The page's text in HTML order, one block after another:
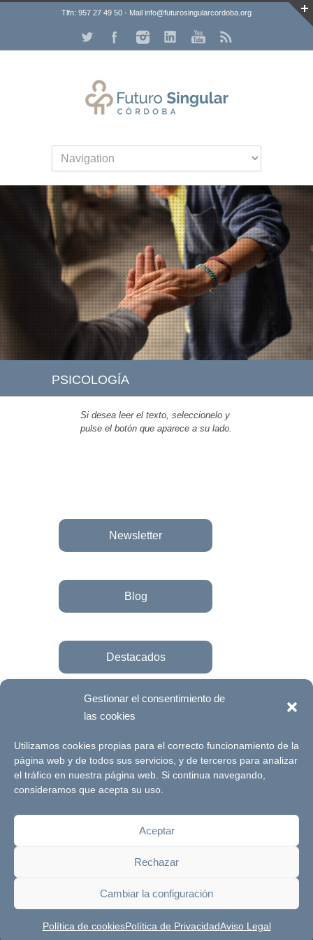
Gestionar el consentimiento de
las cookies
Utilizamos cookies propias para el correcto funcionamiento de la
página web y de todos sus servicios, y de terceros para analizar
el tráfico en nuestra página web. Si continua navegando,
consideramos que acepta su uso.
Aceptar
Rechazar
Cambiar la configuración
Política de cookiesPolítica de PrivacidadAviso Legal
Tlfn: 957 27 49 50 - Mail info@futurosingularcordoba.org
PSICOLOGÍA
Si desea leer el texto, seleccionelo y
pulse el botón que aparece a su lado.
Newsletter
Blog
Destacados
Únete a la fundación
© Futuro Singular Córdoba 2017. Web
desarrollada por
Aviso Legal
Política de cookies
Canal de denuncias